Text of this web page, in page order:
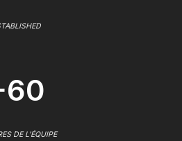
DE L'ÉQUIPE